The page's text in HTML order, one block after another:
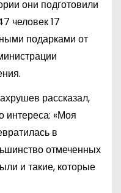
они подготовили
человек 17
подарками от
рассказал,
интереса: «Моя
в
отмеченных
и такие, которые